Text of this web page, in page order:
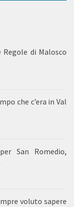
Regole di Malosco
che c’era in Val
San Romedio,
voluto sapere